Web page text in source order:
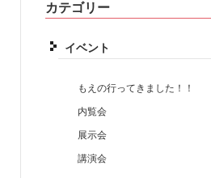
カテゴリー
イベント
もえの行ってきました！！
内覧会
展示会
講演会